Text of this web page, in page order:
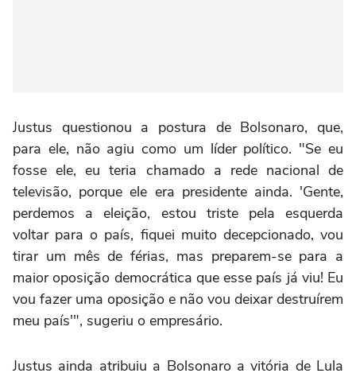
Justus questionou a postura de Bolsonaro, que,
para ele, não agiu como um líder político. "Se eu
fosse ele, eu teria chamado a rede nacional de
televisão, porque ele era presidente ainda. 'Gente,
perdemos a eleição, estou triste pela esquerda
voltar para o país, fiquei muito decepcionado, vou
tirar um mês de férias, mas preparem-se para a
maior oposição democrática que esse país já viu! Eu
vou fazer uma oposição e não vou deixar destruírem
meu país'", sugeriu o empresário.
Justus ainda atribuiu a Bolsonaro a vitória de Lula